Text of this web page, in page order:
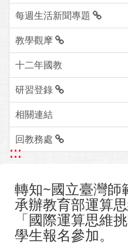
每週生活新聞專題
教學觀摩
十二年國教
研習登錄
相關連結
回教務處
:::
轉知~國立臺灣師
承辦教育部運算
「國際運算思維
學生報名參加。